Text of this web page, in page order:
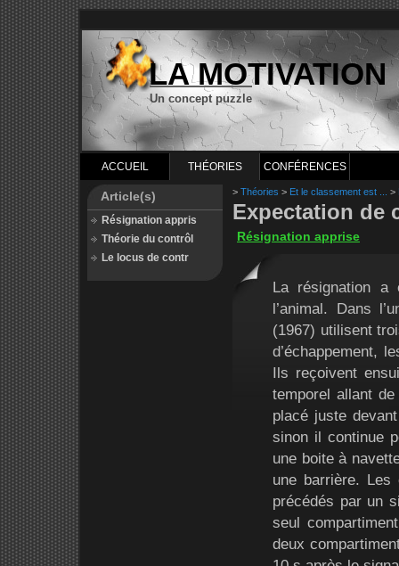
LA MOTIVATION
Un concept puzzle
ACCUEIL THÉORIES CONFÉRENCES
Article(s)
Résignation appris
Théorie du contrôl
Le locus de contr
> Théories > Et le classement est ... >
Expectation de
Résignation apprise
La résignation a
l’animal. Dans
(1967) utilisent
d’échappement,
Ils reçoivent
temporel allant
placé juste
sinon il continue
une boite à
une barrière. Les
précédés par un
seul
deux